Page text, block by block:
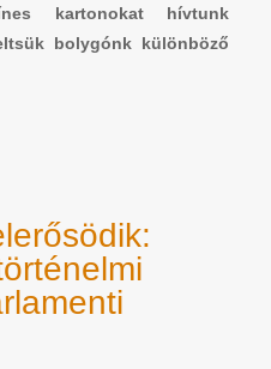
kartonokat hívtunk
bolygónk különböző